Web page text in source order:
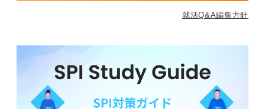
就活Q&A編集方針